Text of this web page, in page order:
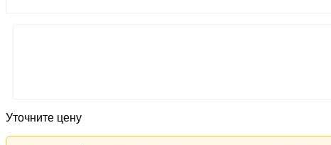
Уточните цену